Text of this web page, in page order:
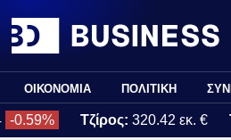
ΟΙΚΟΝΟΜΙΑ ΠΟΛΙΤΙΚΗ
-0.59% Τζίρος: 320.42 εκ. €